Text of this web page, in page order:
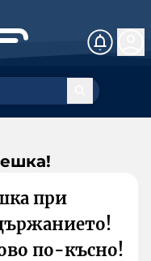
при
по-късно!